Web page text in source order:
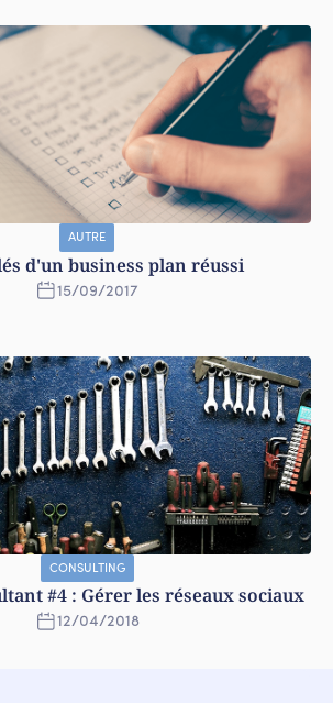
AUTRE
d'un business plan réussi
15/09/2017
CONSULTING
#4 : Gérer les réseaux sociaux
12/04/2018